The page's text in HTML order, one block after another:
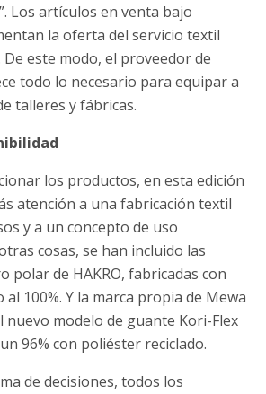
Los artículos en venta bajo
la oferta del servicio textil
este modo, el proveedor de
todo lo necesario para equipar a
talleres y fábricas.
los productos, en esta edición
atención a una fabricación textil
y a un concepto de uso
cosas, se han incluido las
polar de HAKRO, fabricadas con
100%. Y la marca propia de Mewa
nuevo modelo de guante Kori-Flex
96% con poliéster reciclado.
de decisiones, todos los